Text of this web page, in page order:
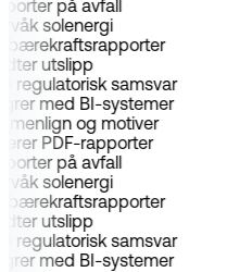
på avfall
solenergi
bærekraftsrapporter
utslipp
regulatorisk samsvar
med BI-systemer
og motiver
PDF-rapporter
på avfall
solenergi
bærekraftsrapporter
utslipp
regulatorisk samsvar
med BI-systemer